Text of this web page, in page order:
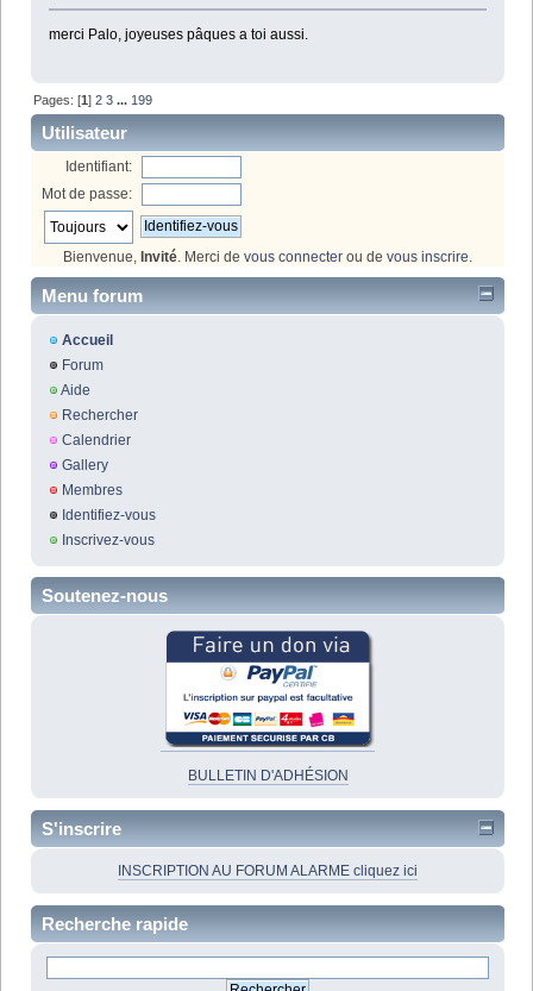
merci Palo, joyeuses pâques a toi aussi.
Pages: [1]2 3 ... 199
Utilisateur
Identifiant:
Mot de passe:
Bienvenue, Invité. Merci de vous connecter ou de vous inscrire.
Menu forum
Accueil
Forum
Aide
Rechercher
Calendrier
Gallery
Membres
Identifiez-vous
Inscrivez-vous
Soutenez-nous
BULLETIN D'ADHÉSION
S'inscrire
INSCRIPTION AU FORUM ALARME cliquez ici
Recherche rapide